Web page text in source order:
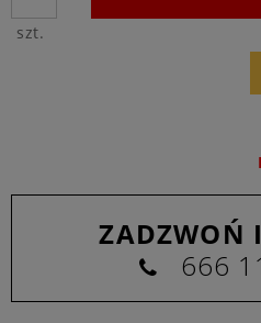
szt.
ZADZWOŃ
666